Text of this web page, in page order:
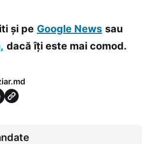
și pe Google News sau
dacă îți este mai comod.